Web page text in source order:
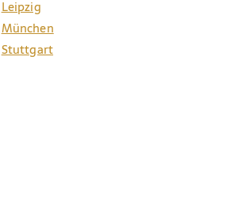
Leipzig
München
Stuttgart